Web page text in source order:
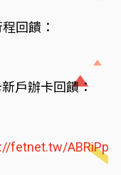
回饋：
戶辦卡回饋：
fetnet.tw/ABRiPp